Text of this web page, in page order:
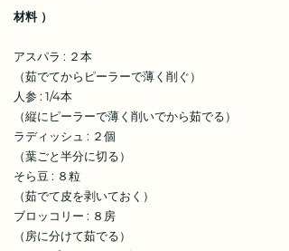
材料 ）
アスパラ : ２本
（茹でてからピーラーで薄く削ぐ）
人参 : 1/4本
（縦にピーラーで薄く削いでから茹でる）
ラディッシュ : ２個
（葉ごと半分に切る）
そら豆 : ８粒
（茹でて皮を剥いておく）
ブロッコリー : ８房
（房に分けて茹でる）